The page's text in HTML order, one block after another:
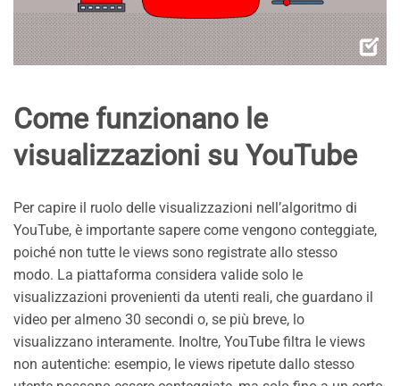
Come funzionano le
visualizzazioni su YouTube
Per capire il ruolo delle visualizzazioni nell’algoritmo di
YouTube, è importante sapere come vengono conteggiate,
poiché non tutte le views sono registrate allo stesso
modo. La piattaforma considera valide solo le
visualizzazioni provenienti da utenti reali, che guardano il
video per almeno 30 secondi o, se più breve, lo
visualizzano interamente. Inoltre, YouTube filtra le views
non autentiche: esempio, le views ripetute dallo stesso